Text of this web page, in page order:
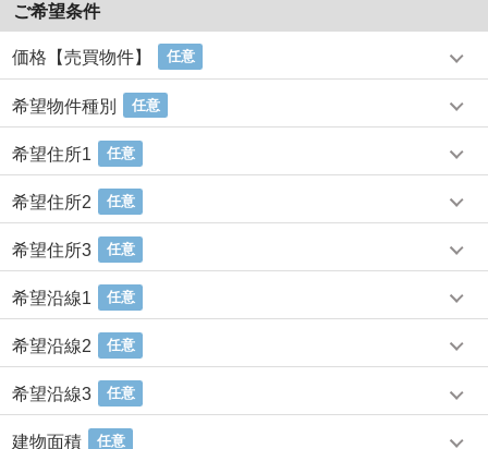
ご希望条件
価格【売買物件】 任意
希望物件種別 任意
希望住所1 任意
希望住所2 任意
希望住所3 任意
希望沿線1 任意
希望沿線2 任意
希望沿線3 任意
建物面積 任意